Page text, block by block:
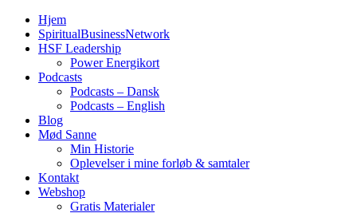
Hjem
SpiritualBusinessNetwork
HSF Leadership
Power Energikort
Podcasts
Podcasts – Dansk
Podcasts – English
Blog
Mød Sanne
Min Historie
Oplevelser i mine forløb & samtaler
Kontakt
Webshop
Gratis Materialer